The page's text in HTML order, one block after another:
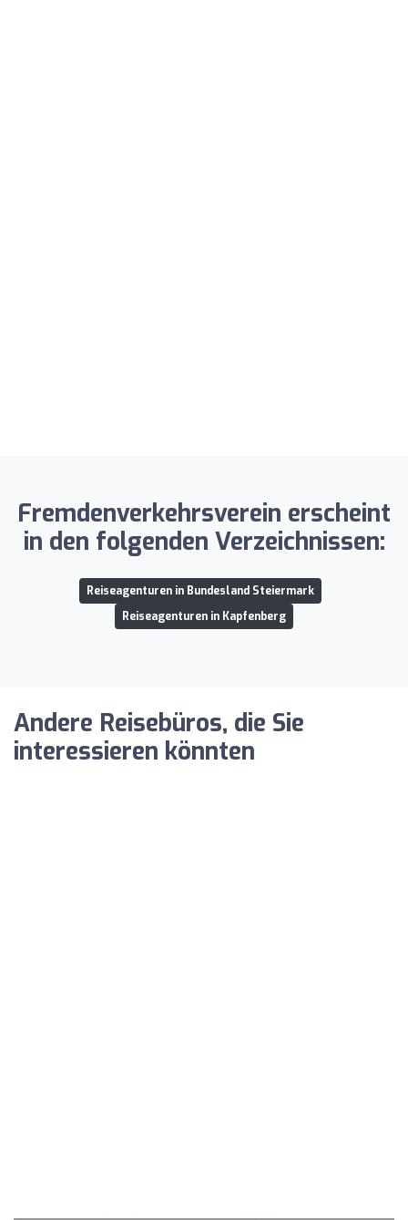
Fremdenverkehrsverein erscheint
in den folgenden Verzeichnissen:
Reiseagenturen in Bundesland Steiermark
Reiseagenturen in Kapfenberg
Andere Reisebüros, die Sie
interessieren könnten